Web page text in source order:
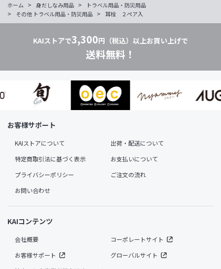
ホーム > 身だしなみ用品 > トラベル用品・防災用品
> その他 トラベル用品・防災用品 > 耳栓 ２ペア入
KAIストアで3,300円（税込）以上お買い上げで
送料無料！
お客様サポート
KAIストアについて
出荷・配送について
特定商取引法に基づく表示
お支払いについて
プライバシーポリシー
ご注文の流れ
お問い合わせ
KAIコンテンツ
会社概要
コーポレートサイト
お客様サポート
グローバルサイト